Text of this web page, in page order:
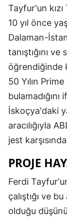
Tayfur'un
10 yıl önce
Dalaman-
tanıştığını ve
öğrendiğinde
50 Yılın
İskoçya'daki
aracılığıyla
jest
PROJE
Ferdi
çalıştığı ve
olduğu